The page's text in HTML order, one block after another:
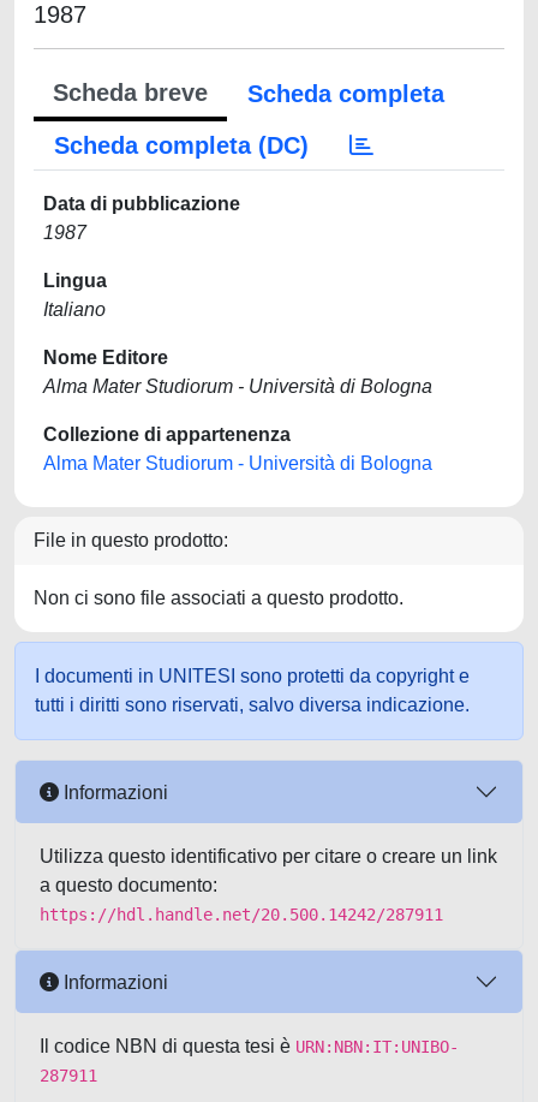
1987
Scheda breve
Scheda completa
Scheda completa (DC)
Data di pubblicazione
1987
Lingua
Italiano
Nome Editore
Alma Mater Studiorum - Università di Bologna
Collezione di appartenenza
Alma Mater Studiorum - Università di Bologna
File in questo prodotto:
Non ci sono file associati a questo prodotto.
I documenti in UNITESI sono protetti da copyright e
tutti i diritti sono riservati, salvo diversa indicazione.
Informazioni
Utilizza questo identificativo per citare o creare un link
a questo documento:
https://hdl.handle.net/20.500.14242/287911
Informazioni
Il codice NBN di questa tesi è URN:NBN:IT:UNIBO-
287911